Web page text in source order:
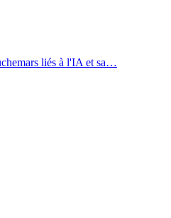
liés à l'IA et sa…